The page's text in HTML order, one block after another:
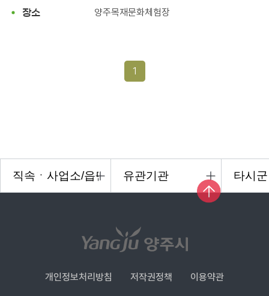
장소 양주목재문화체험장
1
개인정보처리방침 저작권정책 이용약관